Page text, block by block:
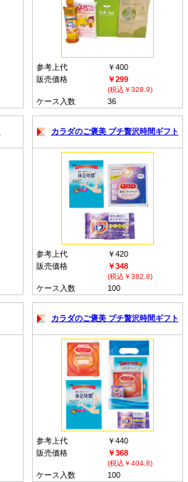
参考上代
￥400
販売価格
￥299
(税込￥328.9)
ケース入数 36
カラダのご褒美 プチ贅沢時間ギフト
参考上代
￥420
販売価格
￥348
(税込￥382.8)
ケース入数 100
カラダのご褒美 プチ贅沢時間ギフト
参考上代
￥440
販売価格
￥368
(税込￥404.8)
ケース入数 100